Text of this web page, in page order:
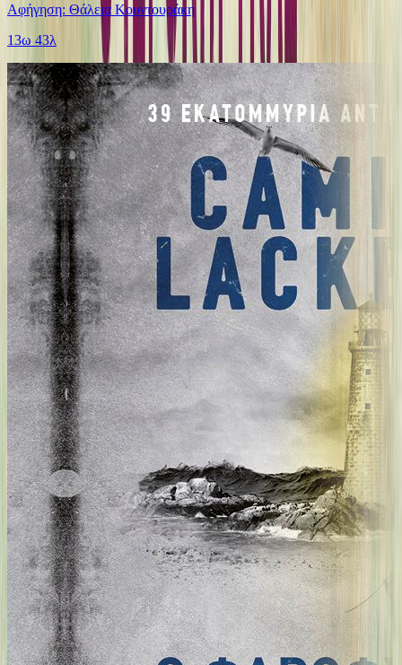
Αφήγηση: Θάλεια Κουντουράκη
13ω 43λ